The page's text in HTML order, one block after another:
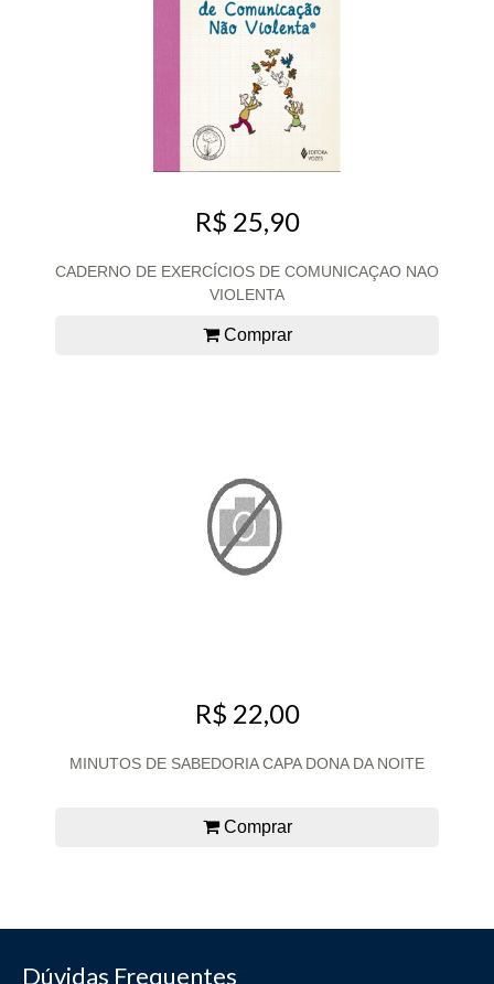
R$ 25,90
CADERNO DE EXERCÍCIOS DE COMUNICAÇAO NAO
VIOLENTA
Comprar
R$ 22,00
MINUTOS DE SABEDORIA CAPA DONA DA NOITE
Comprar
Dúvidas Frequentes